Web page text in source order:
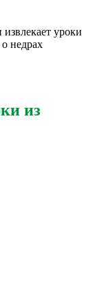
уроки
о недрах
из